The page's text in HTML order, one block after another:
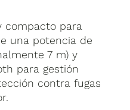
compacto para
una potencia de
7 m) y
para gestión
contra fugas